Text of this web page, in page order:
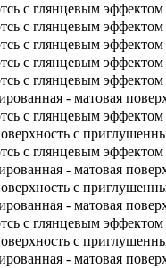
с глянцевым эффектом
с глянцевым эффектом
с глянцевым эффектом
с глянцевым эффектом
с глянцевым эффектом
- матовая
с глянцевым эффектом
с
с глянцевым эффектом
- матовая
с
- матовая
с глянцевым эффектом
с
- матовая